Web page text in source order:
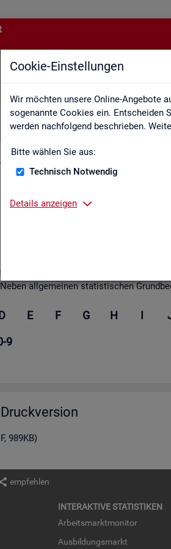
Cookie-Einstellungen
Wir möchten unsere Online-Angebote
sogenannte Cookies ein. Entscheiden
werden nachfolgend beschrieben.
Bitte wählen Sie aus:
Technisch Notwendig
Details anzeigen
Glossar
der BA ent­hält Er­läu­te­run­gen zu
all­ge­mei­nen sta­tis­ti­schen
E F G H I
9
Druckversion
989KB)
empfehlen
IN­TER­AK­TI­VE STA­TIS­TI­KEN
Ar­beits­markt­mo­ni­tor
Aus­bil­dungs­markt